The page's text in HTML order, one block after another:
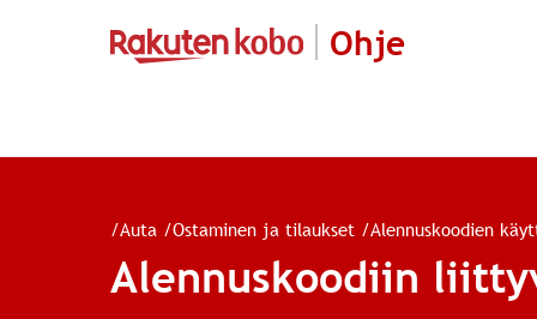
Ohje
/Auta /Ostaminen ja tilaukset /Alennuskoodien
Alennuskoodiin